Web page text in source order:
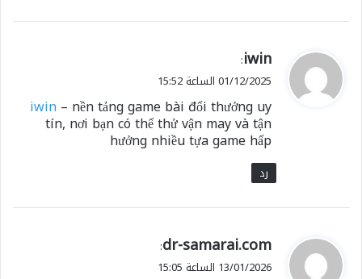
ي
ق
ل
iwin
:
01/12/2025 الساعة 15:52
iwin– nền tảng game bài đổi thưởng uy
tín, nơi bạn có thể thử vận may và tận
hưởng nhiều tựa game hấp
رد
ي
ق
dr-samarai.com
:
13/01/2026 الساعة 15:05